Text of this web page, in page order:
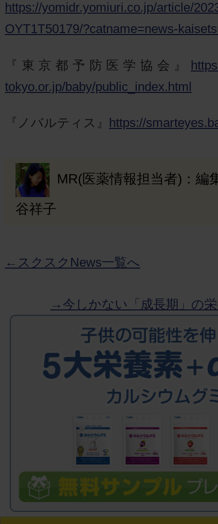
https://yomidr.yomiuri.co.jp/article/
OYT1T50179/?catname=news-
『東京都予防医学協会』
tokyo.or.jp/baby/public_index.html
『ノバルティス』 https://
MR(医薬情報担当者)：編
谷祥子
←スクスクNews一覧へ
→今しかない「成長期」の